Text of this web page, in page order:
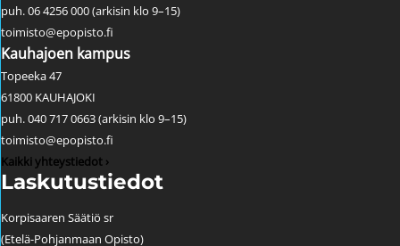
puh. 06 4256 000 (arkisin klo 9–15)
toimisto@epopisto.fi
Kauhajoen kampus
Topeeka 47
61800 KAUHAJOKI
puh. 040 717 0663 (arkisin klo 9–15)
toimisto@epopisto.fi
Kaikki yhteystiedot ›
Laskutustiedot
Korpisaaren Säätiö sr
(Etelä-Pohjanmaan Opisto)